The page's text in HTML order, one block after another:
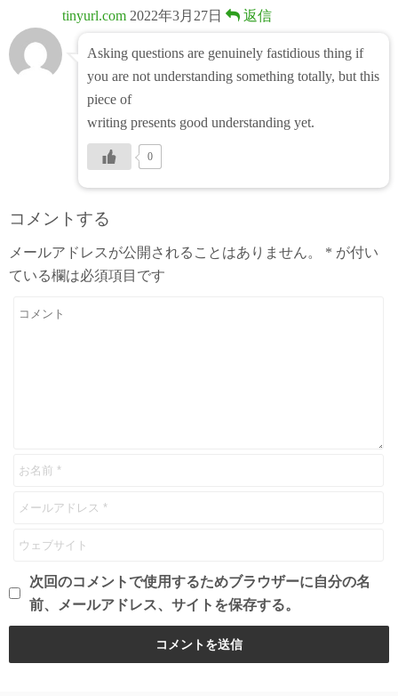
tinyurl.com 2022年3月27日 返信
Asking questions are genuinely fastidious thing if
you are not understanding something totally, but this
piece of
writing presents good understanding yet.
0
コメントする
メールアドレスが公開されることはありません。 * が付い
ている欄は必須項目です
次回のコメントで使用するためブラウザーに自分の名
前、メールアドレス、サイトを保存する。